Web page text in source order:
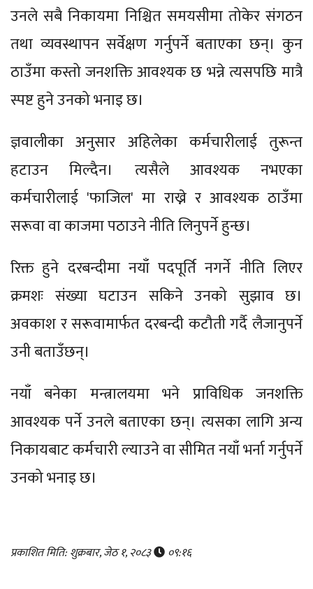
उनले सबै निकायमा निश्चित समयसीमा तोकेर संगठन
तथा व्यवस्थापन सर्वेक्षण गर्नुपर्ने बताएका छन्। कुन
ठाउँमा कस्तो जनशक्ति आवश्यक छ भन्ने त्यसपछि मात्रै
स्पष्ट हुने उनको भनाइ छ।
ज्ञवालीका अनुसार अहिलेका कर्मचारीलाई तुरून्त
हटाउन मिल्दैन। त्यसैले आवश्यक नभएका
कर्मचारीलाई 'फाजिल' मा राख्ने र आवश्यक ठाउँमा
सरूवा वा काजमा पठाउने नीति लिनुपर्ने हुन्छ।
रिक्त हुने दरबन्दीमा नयाँ पदपूर्ति नगर्ने नीति लिएर
क्रमशः संख्या घटाउन सकिने उनको सुझाव छ।
अवकाश र सरूवामार्फत दरबन्दी कटौती गर्दै लैजानुपर्ने
उनी बताउँछन्।
नयाँ बनेका मन्त्रालयमा भने प्राविधिक जनशक्ति
आवश्यक पर्ने उनले बताएका छन्। त्यसका लागि अन्य
निकायबाट कर्मचारी ल्याउने वा सीमित नयाँ भर्ना गर्नुपर्ने
उनको भनाइ छ।
प्रकाशित मिति: शुक्रबार, जेठ १, २०८३ ०९:१६